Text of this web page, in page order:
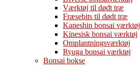
Værktøj til dødt træ
Fræsebits til dødt træ
Kaneshin bonsai værktøj
Kinesisk bonsai værktøj
Omplantningsværktøj
Ryuga bonsai værktøj
Bonsai bokse